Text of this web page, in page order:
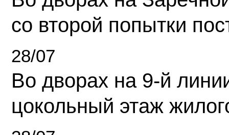
со второй попытки
28/07
Во дворах на 9-й
цокольный этаж